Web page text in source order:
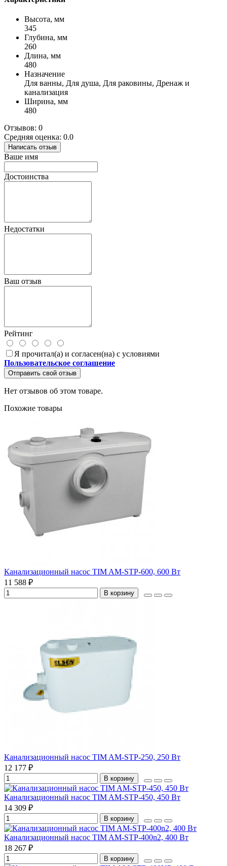
Высота, мм
345
Глубина, мм
260
Длина, мм
480
Назначение
Для ванны, Для душа, Для раковины, Дренаж и
канализация
Ширина, мм
480
Отзывов: 0
Средняя оценка: 0.0
Написать отзыв
Ваше имя
Достоинства
Недостатки
Ваш отзыв
Рейтинг
Я прочитал(а) и согласен(на) с условиями
Пользовательское соглашение
Отправить свой отзыв
Нет отзывов об этом товаре.
Похожие товары
Канализационный насос TIM AM-STP-600, 600 Вт
11 588 ₽
В корзину
Канализационный насос TIM AM-STP-250, 250 Вт
12 177 ₽
В корзину
Канализационный насос TIM AM-STP-450, 450 Вт
14 309 ₽
В корзину
Канализационный насос TIM AM-STP-400n2, 400 Вт
18 267 ₽
В корзину